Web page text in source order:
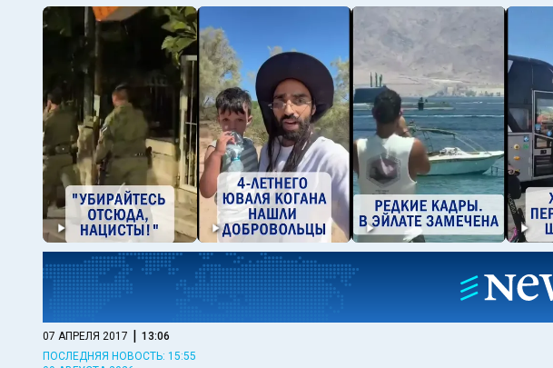
07 АПРЕЛЯ 2017 | 13:06
ПОСЛЕДНЯЯ НОВОСТЬ: 15:55